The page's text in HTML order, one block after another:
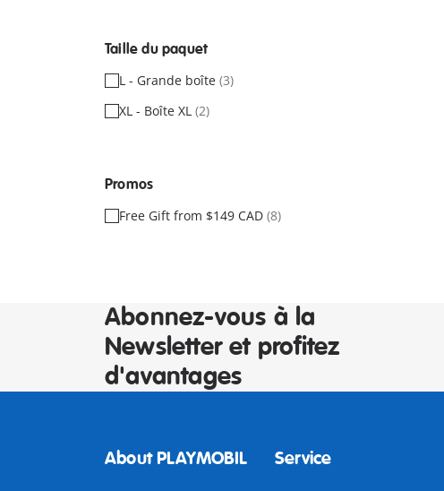
Taille du paquet
L - Grande boîte (3)
XL - Boîte XL (2)
Promos
Free Gift from $149 CAD (8)
Abonnez-vous à la
Newsletter et profitez
d'avantages
About PLAYMOBIL Service